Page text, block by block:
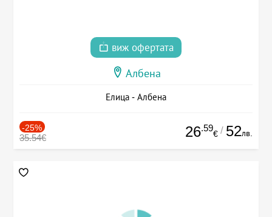
виж офертата
Албена
Елица - Албена
-25%
35.54€ 26.59
€ / 52лв.